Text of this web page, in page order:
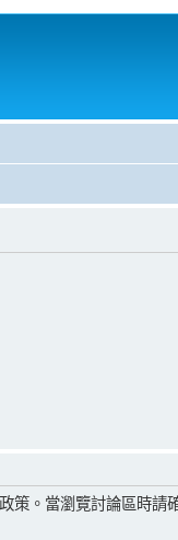
。當瀏覽討論區時請